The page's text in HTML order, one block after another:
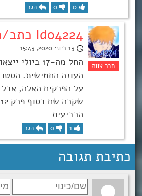
0
0 הגב
Ido4224 כתב/ה:
13 ביוני 2020, 15:43
החל מה-17
העונה החמישית.
על הפרקים האלה,
הרביעית
1
0 הגב
כתיבת תגובה